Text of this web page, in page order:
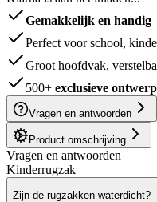
Gemakkelijk en handig
Perfect voor school,
Groot hoofdvak,
500+ exclusieve
Vragen en antwoorden
Product omschrijving
Vragen en antwoorden
Kinderrugzak
Zijn de rugzakken waterdicht?